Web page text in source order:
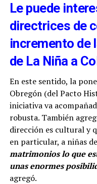
Le puede
directrices de
incremento de
de La Niña a
En este sentido, la
Obregón (del Pacto
iniciativa va
robusta. También
dirección es cultural y
en particular, a niñas
matrimonios lo que
unas enormes
agregó.